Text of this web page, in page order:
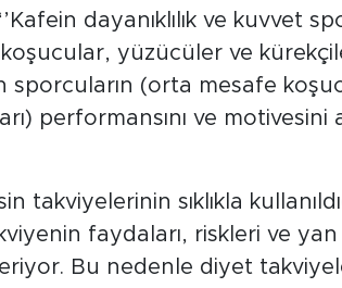
dayanıklılık ve kuvvet
yüzücüler ve
sporcuların (orta mesafe
performansını ve motivesini
takviyelerinin sıklıkla
faydaları, riskleri ve
Bu nedenle diyet